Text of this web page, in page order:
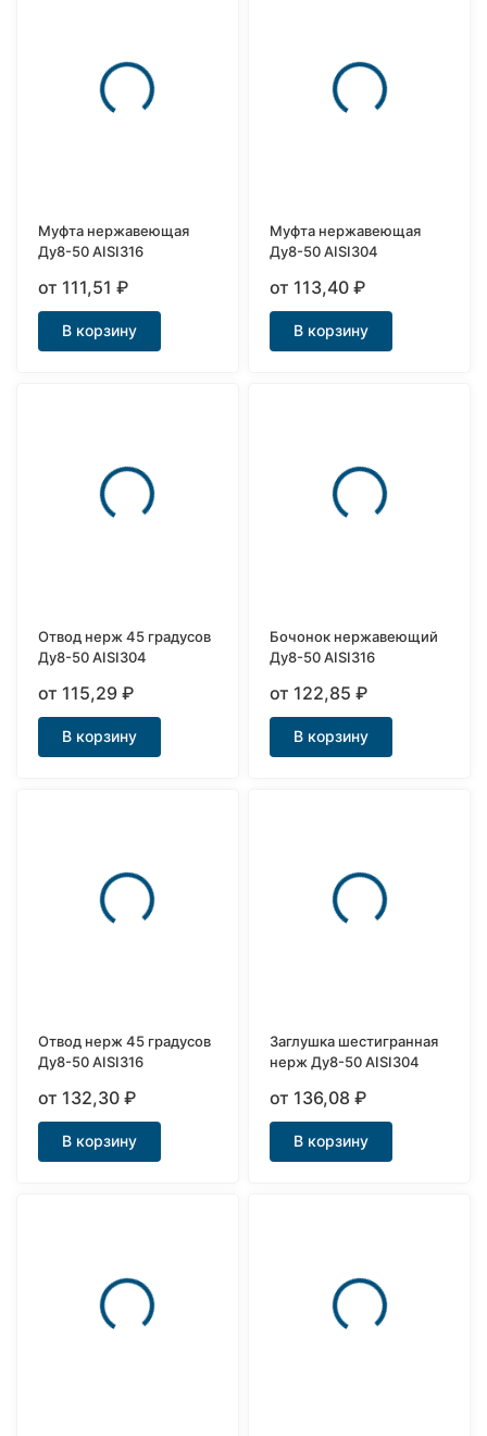
Муфта нержавеющая
Ду8-50 AISI316
от 111,51₽
В корзину
Муфта нержавеющая
Ду8-50 AISI304
от 113,40₽
В корзину
Отвод нерж 45 градусов
Ду8-50 AISI304
от 115,29₽
В корзину
Бочонок нержавеющий
Ду8-50 AISI316
от 122,85₽
В корзину
Отвод нерж 45 градусов
Ду8-50 AISI316
от 132,30₽
В корзину
Заглушка шестигранная
нерж Ду8-50 AISI304
от 136,08₽
В корзину